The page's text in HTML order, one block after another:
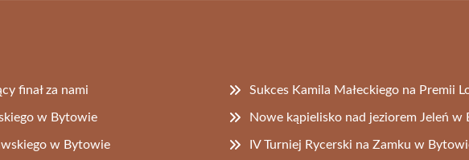
finał za nami Sukces Kamila Małeckiego na Premii
w Bytowie Nowe kąpielisko nad jeziorem Jeleń
w Bytowie IV Turniej Rycerski na Zamku w